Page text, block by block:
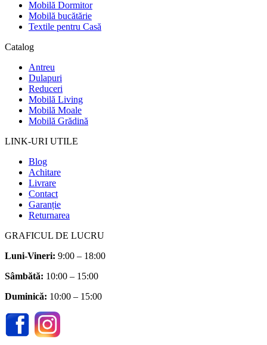
Mobilă Dormitor
Mobilă bucătărie
Textile pentru Casă
Catalog
Antreu
Dulapuri
Reduceri
Mobilă Living
Mobilă Moale
Mobilă Grădină
LINK-URI UTILE
Blog
Achitare
Livrare
Contact
Garanție
Returnarea
GRAFICUL DE LUCRU
Luni-Vineri: 9:00 – 18:00
Sâmbătă: 10:00 – 15:00
Duminică: 10:00 – 15:00